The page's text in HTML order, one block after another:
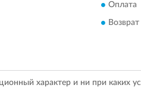
Оплата
характер и ни при каких